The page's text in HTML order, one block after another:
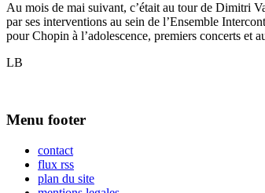
Au mois de mai suivant, c’était au tour de Dimitri
par ses interventions au sein de l’Ensemble
pour Chopin à l’adolescence, premiers concerts et
LB
Menu footer
contact
flux rss
plan du site